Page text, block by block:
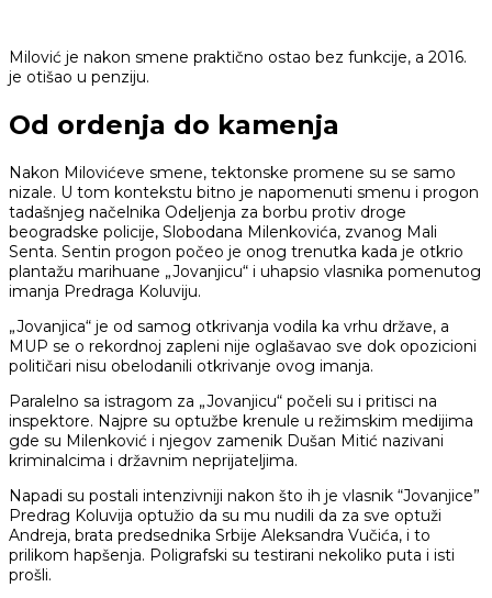
Milović je nakon smene praktično ostao bez funkcije, a 2016.
je otišao u penziju.
Od ordenja do kamenja
Nakon Milovićeve smene, tektonske promene su se samo
nizale. U tom kontekstu bitno je napomenuti smenu i progon
tadašnjeg načelnika Odeljenja za borbu protiv droge
beogradske policije, Slobodana Milenkovića, zvanog Mali
Senta. Sentin progon počeo je onog trenutka kada je otkrio
plantažu marihuane „Jovanjicu“ i uhapsio vlasnika pomenutog
imanja Predraga Koluviju.
„Jovanjica“ je od samog otkrivanja vodila ka vrhu države, a
MUP se o rekordnoj zapleni nije oglašavao sve dok opozicioni
političari nisu obelodanili otkrivanje ovog imanja.
Paralelno sa istragom za „Jovanjicu“ počeli su i pritisci na
inspektore. Najpre su optužbe krenule u režimskim medijima
gde su Milenković i njegov zamenik Dušan Mitić nazivani
kriminalcima i državnim neprijateljima.
Napadi su postali intenzivniji nakon što ih je vlasnik “Jovanjice”
Predrag Koluvija optužio da su mu nudili da za sve optuži
Andreja, brata predsednika Srbije Aleksandra Vučića, i to
prilikom hapšenja. Poligrafski su testirani nekoliko puta i isti
prošli.